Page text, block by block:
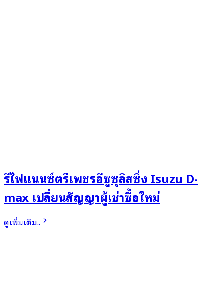
รีไฟแนนซ์ตรีเพชรอีซูซุลิสซิ่ง Isuzu D-
max เปลี่ยนสัญญาผู้เช่าซื้อใหม่
ดูเพิ่มเติม..